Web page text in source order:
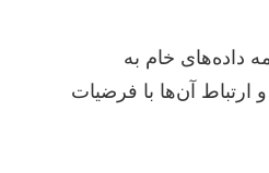
داده‌های خام به
و ارتباط آن‌ها با فرضیات